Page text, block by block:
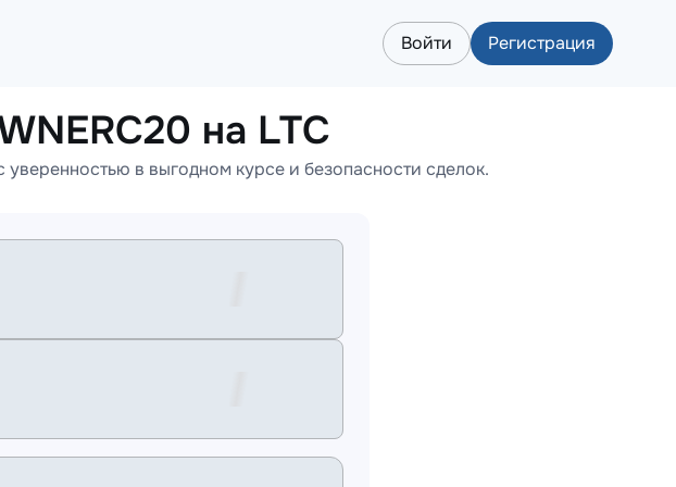
Войти Регистрация
на LTC
в выгодном курсе и безопасности сделок.